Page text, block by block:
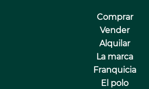
Comprar
Vender
Alquilar
La marca
Franquicia
El polo